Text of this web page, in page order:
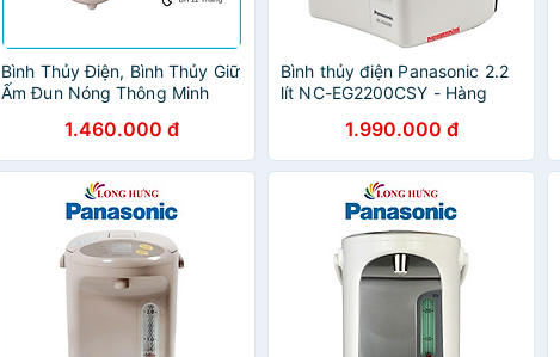
Bình Thủy Điện, Bình Thủy Giữ
Ấm Đun Nóng Thông Minh
Tích 3L, Công Suất 1350W -
Hàng Chính Hãng
1.460.000 đ
Bình thủy điện Panasonic 2.2
lít NC-EG2200CSY - Hàng
1.990.000 đ